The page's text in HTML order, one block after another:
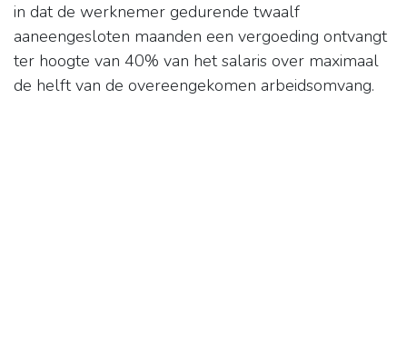
in dat de werknemer gedurende twaalf
aaneengesloten maanden een vergoeding ontvangt
ter hoogte van 40% van het salaris over maximaal
de helft van de overeengekomen arbeidsomvang.